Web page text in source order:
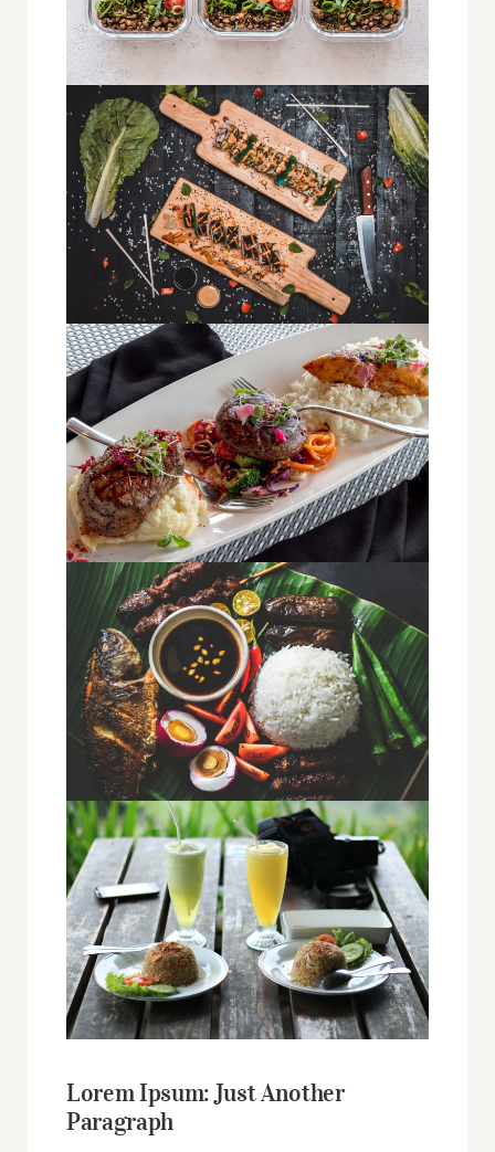
Lorem Ipsum: Just Another
Paragraph